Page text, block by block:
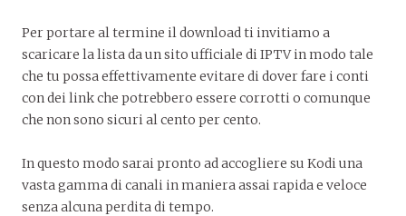
Per portare al termine il download ti invitiamo a
scaricare la lista da un sito ufficiale di IPTV in modo tale
che tu possa effettivamente evitare di dover fare i conti
con dei link che potrebbero essere corrotti o comunque
che non sono sicuri al cento per cento.
In questo modo sarai pronto ad accogliere su Kodi una
vasta gamma di canali in maniera assai rapida e veloce
senza alcuna perdita di tempo.